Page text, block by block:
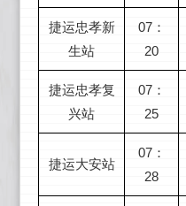
捷运忠孝新
生站
07：
20
捷运忠孝复
兴站
07：
25
捷运大安站
07：
28